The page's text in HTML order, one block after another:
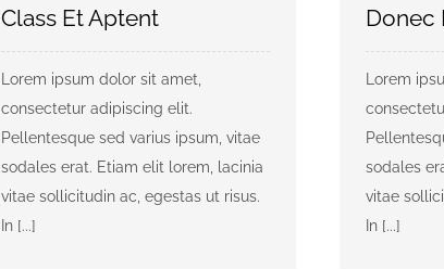
Class Et Aptent
Lorem ipsum dolor sit amet,
consectetur adipiscing elit.
Pellentesque sed varius ipsum, vitae
sodales erat. Etiam elit lorem, lacinia
vitae sollicitudin ac, egestas ut risus.
In [...]
Donec
Lorem
sodales
vitae
In [...]